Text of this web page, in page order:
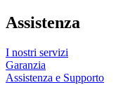
Assistenza
I nostri servizi
Garanzia
Assistenza e Supporto